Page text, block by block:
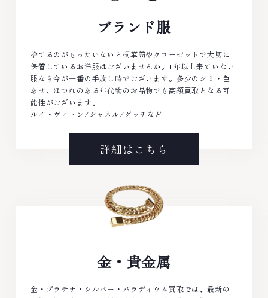
ブランド服
捨てるのがもったいないと桐箪笥やクローゼットで大切に
保管しているお洋服はございませんか。1年以上来ていない
服なら今が一番の手放し時でございます。多少のシミ・色
あせ、ほつれのある年代物のお品物でも高額買取となる可
能性がございます。
ルイ・ヴィトン/シャネル/グッチなど
詳細はこちら
金・貴金属
金・プラチナ・シルバー・パラディウム買取では、最新の